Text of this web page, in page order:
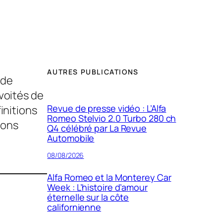
de
AUTRES PUBLICATIONS
Revue de presse vidéo : L’Alfa
Romeo Stelvio 2.0 Turbo 280 ch
Q4 célébré par La Revue
Automobile
08/08/2026
Alfa Romeo et la Monterey Car
Week : L’histoire d’amour
éternelle sur la côte
californienne